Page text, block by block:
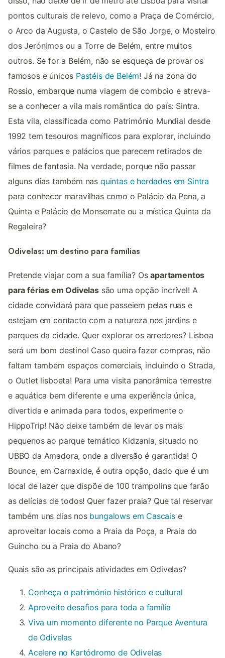
pontos culturais de relevo, como a Praça de Comércio,
o Arco da Augusta, o Castelo de São Jorge, o Mosteiro
dos Jerónimos ou a Torre de Belém, entre muitos
outros. Se for a Belém, não se esqueça de provar os
famosos e únicos Pastéis de Belém! Já na zona do
Rossio, embarque numa viagem de comboio e atreva-
se a conhecer a vila mais romântica do país: Sintra.
Esta vila, classificada como Património Mundial desde
1992 tem tesouros magníficos para explorar, incluindo
vários parques e palácios que parecem retirados de
filmes de fantasia. Na verdade, porque não passar
alguns dias também nas quintas e herdades em Sintra
para conhecer maravilhas como o Palácio da Pena, a
Quinta e Palácio de Monserrate ou a mística Quinta da
Regaleira?
Odivelas: um destino para famílias
Pretende viajar com a sua família? Osapartamentos
para férias em Odivelassão uma opção incrível! A
cidade convidará para que passeiem pelas ruas e
estejam em contacto com a natureza nos jardins e
parques da cidade. Quer explorar os arredores? Lisboa
será um bom destino! Caso queira fazer compras, não
faltam também espaços comerciais, incluindo o Strada,
o Outlet lisboeta! Para uma visita panorâmica terrestre
e aquática bem diferente e uma experiência única,
divertida e animada para todos, experimente o
HippoTrip! Não deixe também de levar os mais
pequenos ao parque temático Kidzania, situado no
UBBO da Amadora, onde a diversão é garantida! O
Bounce, em Carnaxide, é outra opção, dado que é um
local de lazer que dispõe de 100 trampolins que farão
as delícias de todos! Quer fazer praia? Que tal reservar
também uns dias nos bungalows em Cascaise
aproveitar locais como a Praia da Poça, a Praia do
Guincho ou a Praia do Abano?
Quais são as principais atividades em Odivelas?
Conheça o património histórico e cultural
Aproveite desafios para toda a família
Viva um momento diferente no Parque Aventura
de Odivelas
Acelere no Kartódromo de Odivelas